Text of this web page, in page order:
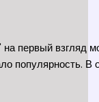
первый взгляд
популярность.